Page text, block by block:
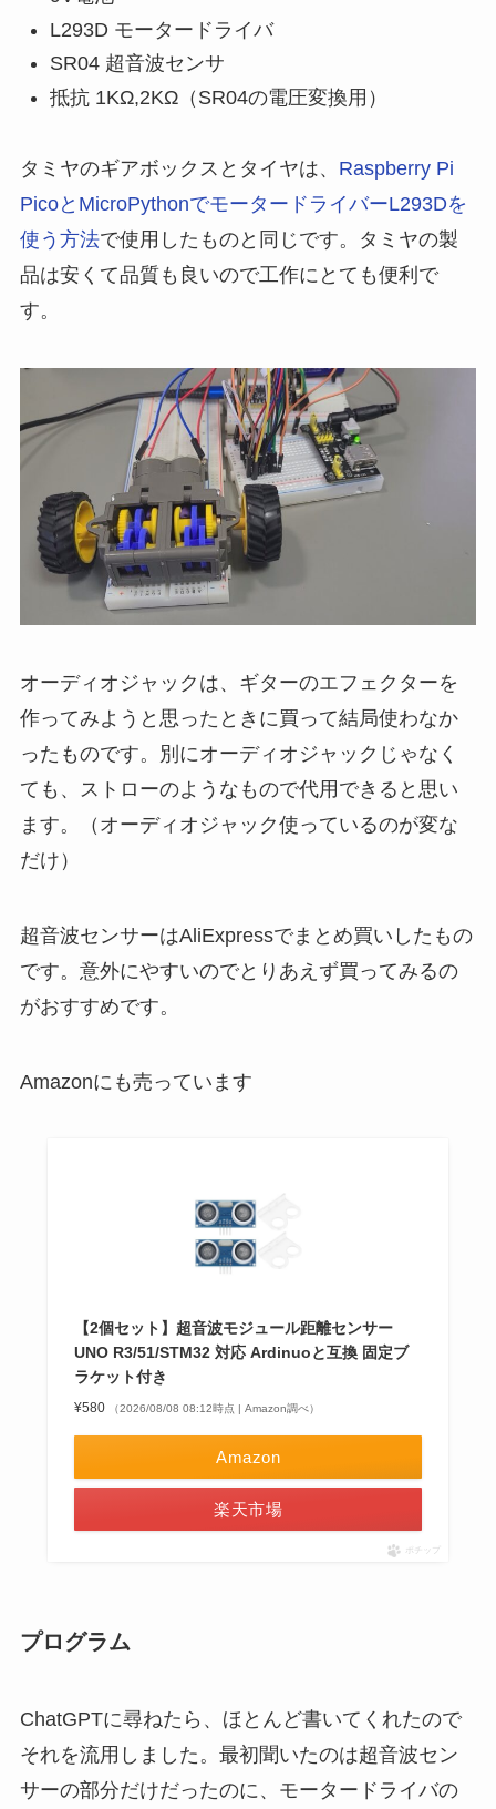
L293D モータードライバ
SR04 超音波センサ
抵抗 1KΩ,2KΩ（SR04の電圧変換用）
タミヤのギアボックスとタイヤは、 Raspberry Pi
PicoとMicroPythonでモータードライバーL293Dを
使う方法で使用したものと同じです。タミヤの製
品は安くて品質も良いので工作にとても便利で
す。
オーディオジャックは、ギターのエフェクターを
作ってみようと思ったときに買って結局使わなか
ったものです。別にオーディオジャックじゃなく
ても、ストローのようなもので代用できると思い
ます。（オーディオジャック使っているのが変な
だけ）
超音波センサーはAliExpressでまとめ買いしたもの
です。意外にやすいのでとりあえず買ってみるの
がおすすめです。
Amazonにも売っています
【2個セット】超音波モジュール距離センサー
UNO R3/51/STM32 対応 Ardinuoと互換 固定ブ
ラケット付き
¥580 （2026/08/08 08:12時点 | Amazon調べ）
Amazon
楽天市場
ポチップ
プログラム
ChatGPTに尋ねたら、ほとんど書いてくれたので
それを流用しました。最初聞いたのは超音波セン
サーの部分だけだったのに、モータードライバの